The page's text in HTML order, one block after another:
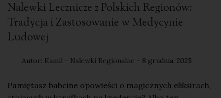
Nalewki Lecznicze z Polskich Regionów:
Tradycja i Zastosowanie w Medycynie
Ludowej
Autor: Kamil - Nalewki Regionalne - 8 grudnia, 2025
Pamiętasz babcine opowieści o magicznych eliksirach,